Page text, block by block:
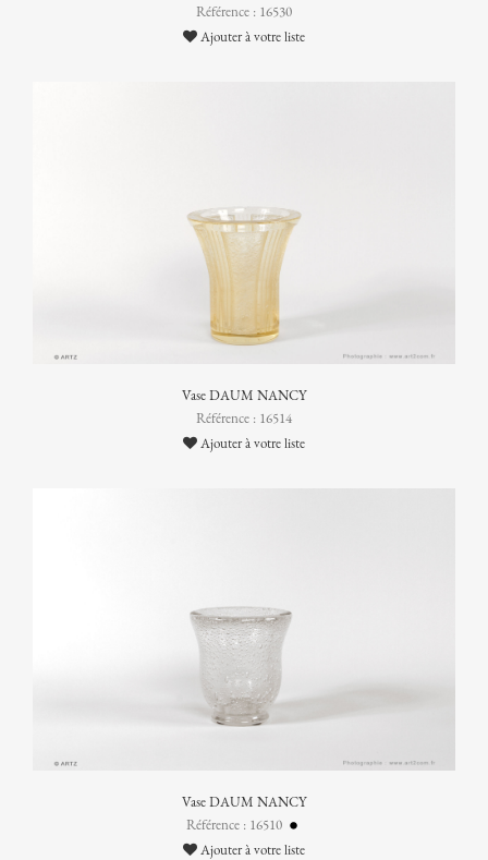
Référence : 16530
Ajouter à votre liste
Vase DAUM NANCY
Référence : 16514
Ajouter à votre liste
Vase DAUM NANCY
Référence : 16510
Ajouter à votre liste